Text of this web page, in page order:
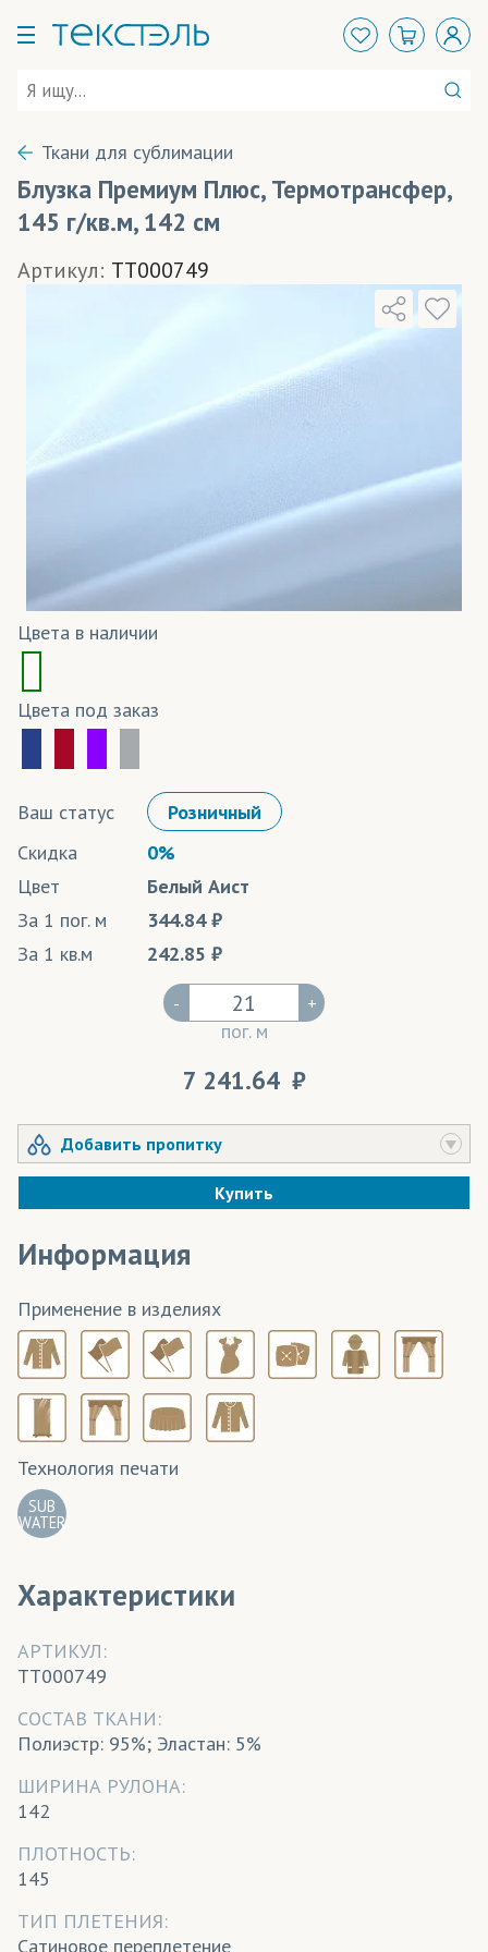
Ткани для сублимации
Блузка Премиум Плюс, Термотрансфер,
145 г/кв.м, 142 см
Артикул: TT000749
Цвета в наличии
Цвета под заказ
Ваш статус
Розничный
Скидка
0%
Цвет
Белый Аист
За 1 пог. м
344.84
За 1 кв.м
242.85
-
пог. м
+
7 241.64
Добавить пропитку
Купить
Информация
Применение в изделиях
Технология печати
SUB
WATER
Характеристики
АРТИКУЛ:
TT000749
CОСТАВ ТКАНИ:
Полиэстр: 95%; Эластан: 5%
ШИРИНА РУЛОНА:
142
ПЛОТНОСТЬ:
145
ТИП ПЛЕТЕНИЯ:
Сатиновое переплетение